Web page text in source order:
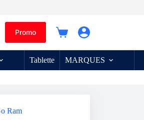
Promo
Panier
Tablette MARQUES
Ram